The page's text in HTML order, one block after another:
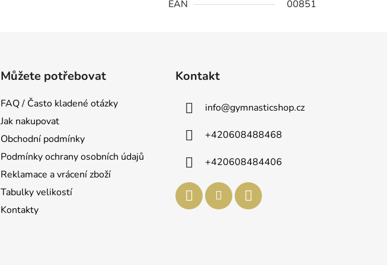
EAN
00851
Můžete potřebovat
FAQ / Často kladené otázky
Jak nakupovat
Obchodní podmínky
Podmínky ochrany osobních údajů
Reklamace a vrácení zboží
Tabulky velikostí
Kontakty
Kontakt
info@gymnasticshop.cz
+420608488468
+420608484406